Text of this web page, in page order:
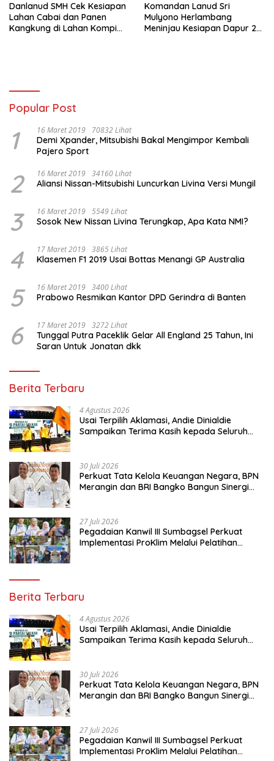
Danlanud SMH Cek Kesiapan
Lahan Cabai dan Panen
Kangkung di Lahan Kompi
Komandan Lanud Sri
Mulyono Herlambang
Meninjau Kesiapan Dapur 2
Popular Post
1 16 Maret 2019 70832 Lihat
Demi Xpander, Mitsubishi Bakal Mengimpor Kembali
Pajero Sport
2 16 Maret 2019 34160 Lihat
Aliansi Nissan-Mitsubishi Luncurkan Livina Versi Mungil
3 16 Maret 2019 5549 Lihat
Sosok New Nissan Livina Terungkap, Apa Kata NMI?
4 17 Maret 2019 3865 Lihat
Klasemen F1 2019 Usai Bottas Menangi GP Australia
5 16 Maret 2019 3400 Lihat
Prabowo Resmikan Kantor DPD Gerindra di Banten
6 17 Maret 2019 3272 Lihat
Tunggal Putra Paceklik Gelar All England 25 Tahun, Ini
Saran Untuk Jonatan dkk
Berita Terbaru
4 Agustus 2026
Usai Terpilih Aklamasi, Andie Dinialdie
Sampaikan Terima Kasih kepada Seluruh
30 Juli 2026
Perkuat Tata Kelola Keuangan Negara, BPN
Merangin dan BRI Bangko Bangun Sinergi
27 Juli 2026
Pegadaian Kanwil III Sumbagsel Perkuat
Implementasi ProKlim Melalui Pelatihan
Berita Terbaru
4 Agustus 2026
Usai Terpilih Aklamasi, Andie Dinialdie
Sampaikan Terima Kasih kepada Seluruh
30 Juli 2026
Perkuat Tata Kelola Keuangan Negara, BPN
Merangin dan BRI Bangko Bangun Sinergi
27 Juli 2026
Pegadaian Kanwil III Sumbagsel Perkuat
Implementasi ProKlim Melalui Pelatihan